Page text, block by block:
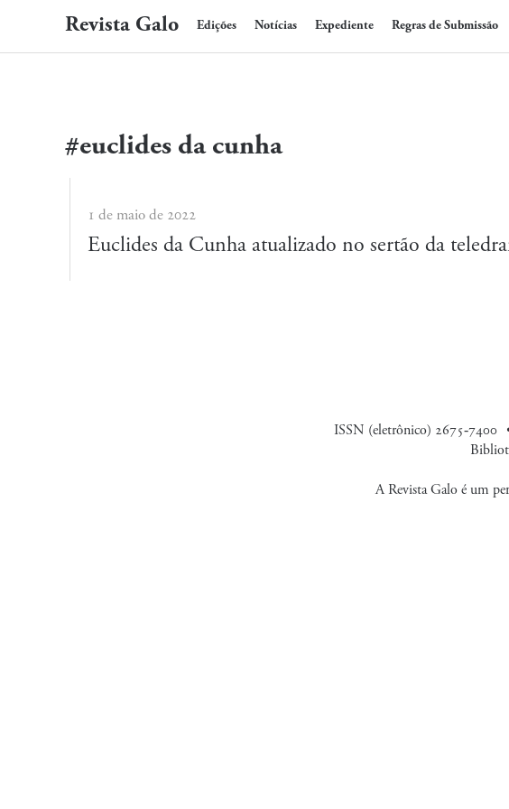
Revista Galo Edições Notícias Expediente Regras de Submissão
#euclides da cunha
1 de maio de 2022
Euclides da Cunha atualizado no sertão da
ISSN (eletrônico) 2675‑7400
A Revista Galo é um